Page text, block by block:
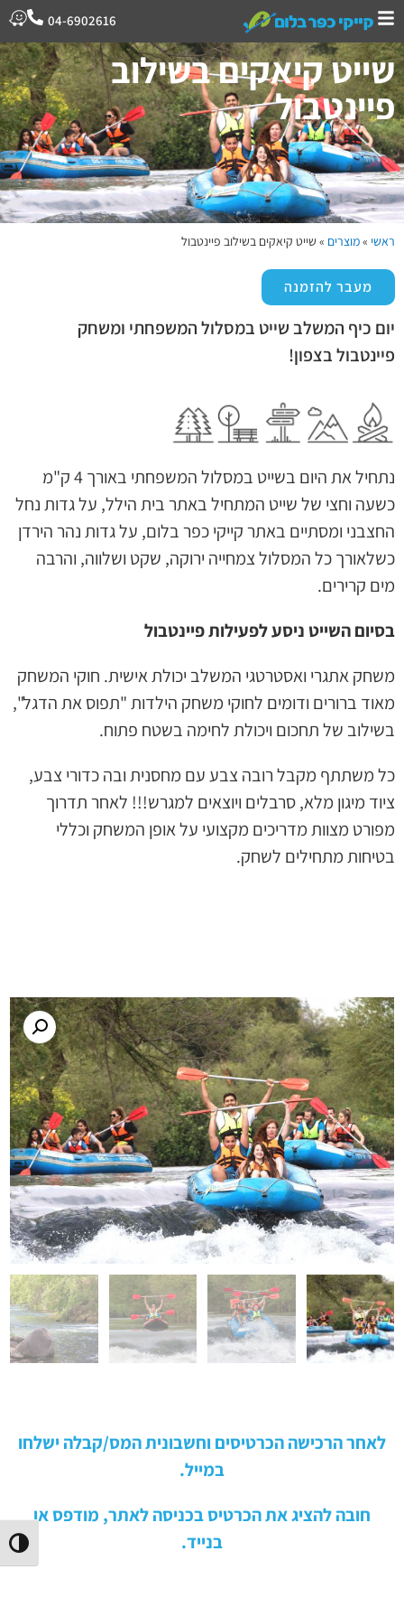
04-6902616
שייט קיאקים בשילוב
פיינטבול
ראשי »מוצרים » שייט קיאקים בשילוב פיינטבול
מעבר להזמנה
יום כיף המשלב שייט במסלול המשפחתי ומשחק
פיינטבול בצפון!
נתחיל את היום בשייט במסלול המשפחתי באורך 4 ק"מ
כשעה וחצי של שייט המתחיל באתר בית הילל, על גדות נחל
החצבני ומסתיים באתר קייקי כפר בלום, על גדות נהר הירדן
כשלאורך כל המסלול צמחייה ירוקה, שקט ושלווה, והרבה
מים קרירים.
בסיום השייט ניסע לפעילותפיינטבול
משחק אתגרי ואסטרטגי המשלב יכולת אישית. חוקי המשחק
מאוד ברורים ודומים לחוקי משחק הילדות "תפוס את הדגל",
בשילוב של תחכום ויכולת לחימה בשטח פתוח.
כל משתתף מקבל רובה צבע עם מחסנית ובה כדורי צבע,
ציוד מיגון מלא, סרבלים ויוצאים למגרש!!! לאחר תדרוך
מפורט מצוות מדריכים מקצועי על אופן המשחק וכללי
בטיחות מתחילים לשחק.
לאחר הרכישה הכרטיסים וחשבונית המס/קבלה ישלחו
במייל.
חובה להציג את הכרטיס בכניסה לאתר, מודפס או
בנייד.